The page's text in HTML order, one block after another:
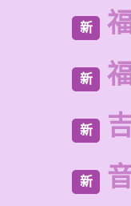
新
新
新
新